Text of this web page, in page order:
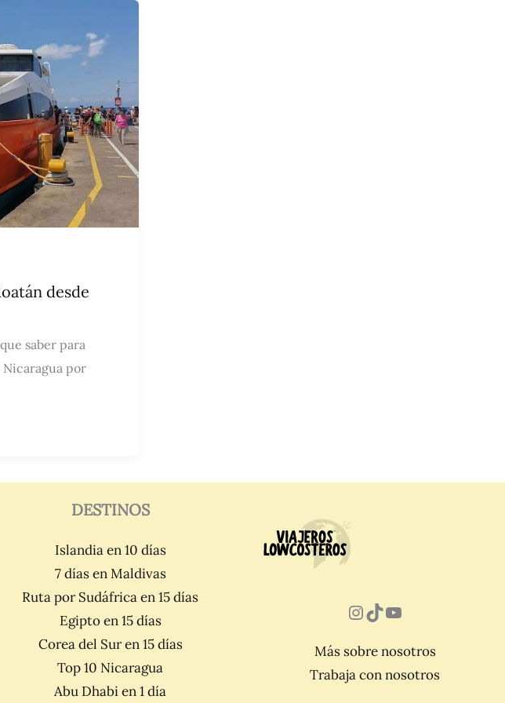
desde
saber para
Nicaragua por
DESTINOS
Islandia en 10 días
7 días en Maldivas
Ruta por Sudáfrica en 15 días
Egipto en 15 días
Corea del Sur en 15 días
Top 10 Nicaragua
Abu Dhabi en 1 día
Instagram
TikTok
YouTube
Más sobre nosotros
Trabaja con nosotros